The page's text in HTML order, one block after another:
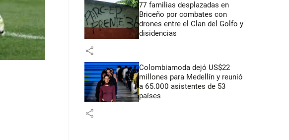
77 familias desplazadas en
Briceño por combates con
drones entre el Clan del Golfo y
disidencias
share
Colombiamoda dejó US$22
millones para Medellín y reunió
a 65.000 asistentes de 53
países
share